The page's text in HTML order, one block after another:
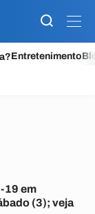
Entretenimento
19 em
(3); veja